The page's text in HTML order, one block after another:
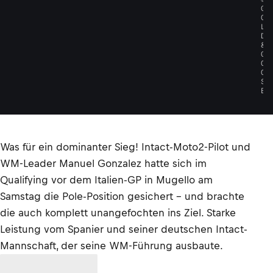
G
O
L
D
&
G
O
O
S
E
Was für ein dominanter Sieg! Intact-Moto2-Pilot und
WM-Leader Manuel Gonzalez hatte sich im
Qualifying vor dem Italien-GP in Mugello am
Samstag die Pole-Position gesichert – und brachte
die auch komplett unangefochten ins Ziel. Starke
Leistung vom Spanier und seiner deutschen Intact-
Mannschaft, der seine WM-Führung ausbaute.